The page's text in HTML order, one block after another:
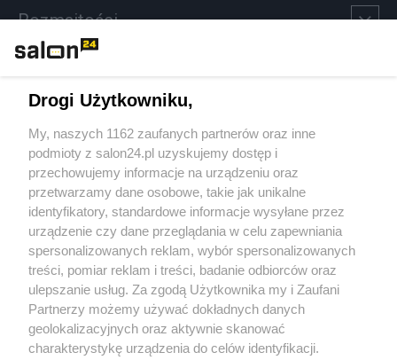
Rozmaitości
Sport
Społeczeństwo
Kultura
X Facebook Instagram Youtube
Drogi Użytkowniku,
My, naszych 1162 zaufanych partnerów oraz inne
podmioty z salon24.pl uzyskujemy dostęp i
przechowujemy informacje na urządzeniu oraz
przetwarzamy dane osobowe, takie jak unikalne
identyfikatory, standardowe informacje wysyłane przez
urządzenie czy dane przeglądania w celu zapewniania
spersonalizowanych reklam, wybór spersonalizowanych
treści, pomiar reklam i treści, badanie odbiorców oraz
ulepszanie usług. Za zgodą Użytkownika my i Zaufani
Partnerzy możemy używać dokładnych danych
geolokalizacyjnych oraz aktywnie skanować
charakterystykę urządzenia do celów identyfikacji.